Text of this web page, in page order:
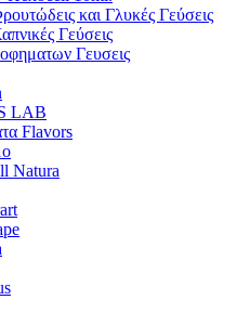
και Γλυκές Γεύσεις
Γεύσεις
Γευσεις
LAB
Flavors
Natura